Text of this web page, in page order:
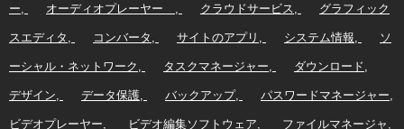
ー オーディオプレーヤー クラウドサービス グラフィック
スエディタ コンバータ サイトのアプリ システム情報 ソ
ーシャル・ネットワーク タスクマネージャー ダウンロード
デザイン データ保護 バックアップ パスワードマネージャー
ビデオプレーヤー ビデオ編集ソフトウェア ファイルマネージャ